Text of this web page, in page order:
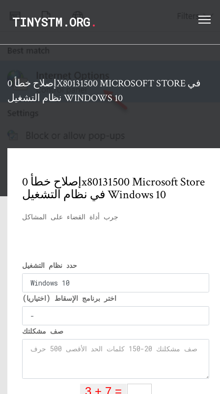
TINYSTM.ORG.
إصلاح خطأ 0X80131500 MICROSOFT STORE في
نظام التشغيل WINDOWS 10
إصلاح خطأ 0x80131500 Microsoft Store
في نظام التشغيل Windows 10
جرب أداة القضاء على المشاكل
حدد نظام التشغيل
اختر برنامج الإسقاط (اختياريا)
صف مشكلتك